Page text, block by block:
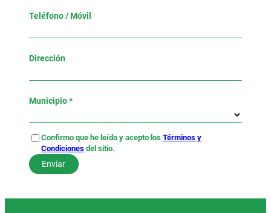
Teléfono / Móvil
Dirección
Municipio *
Confirmo que he leído y acepto los Términos y
Condiciones del sitio.